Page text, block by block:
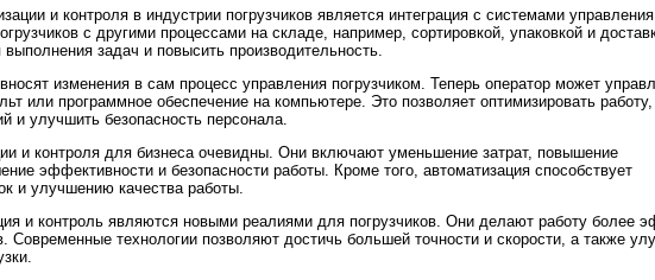
и контроля в индустрии погрузчиков является интеграция с системами
с другими процессами на складе, например, сортировкой, упаковкой и
выполнения задач и повысить производительность.
изменения в сам процесс управления погрузчиком. Теперь оператор может
или программное обеспечение на компьютере. Это позволяет оптимизировать работу,
и улучшить безопасность персонала.
и контроля для бизнеса очевидны. Они включают уменьшение затрат, повышение
эффективности и безопасности работы. Кроме того, автоматизация способствует
и улучшению качества работы.
и контроль являются новыми реалиями для погрузчиков. Они делают работу более
Современные технологии позволяют достичь большей точности и скорости, а также